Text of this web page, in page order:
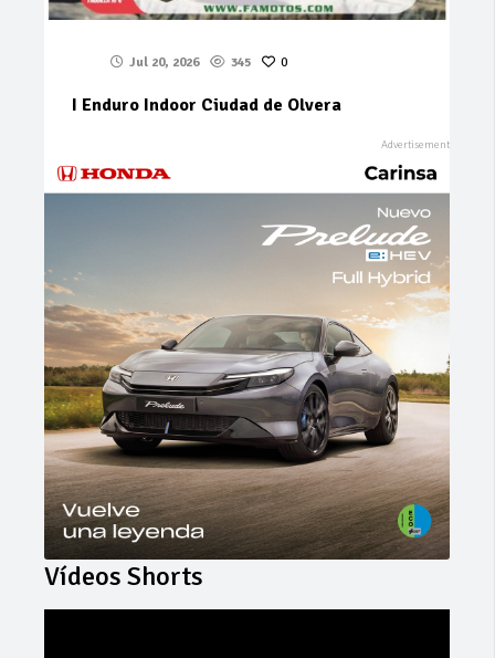
Jul 20, 2026 345 0
I Enduro Indoor Ciudad de Olvera
Vídeos Shorts